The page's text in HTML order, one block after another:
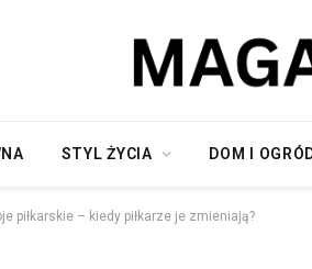
STYL ŻYCIA DOM I
piłkarskie – kiedy piłkarze je zmieniają?